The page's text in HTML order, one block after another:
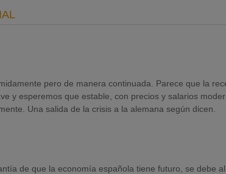
pero de manera continuada. Parece que la
y esperemos que estable, con precios y salarios
Una salida de la crisis a la alemana según dicen.
de que la economía española tiene futuro, se debe